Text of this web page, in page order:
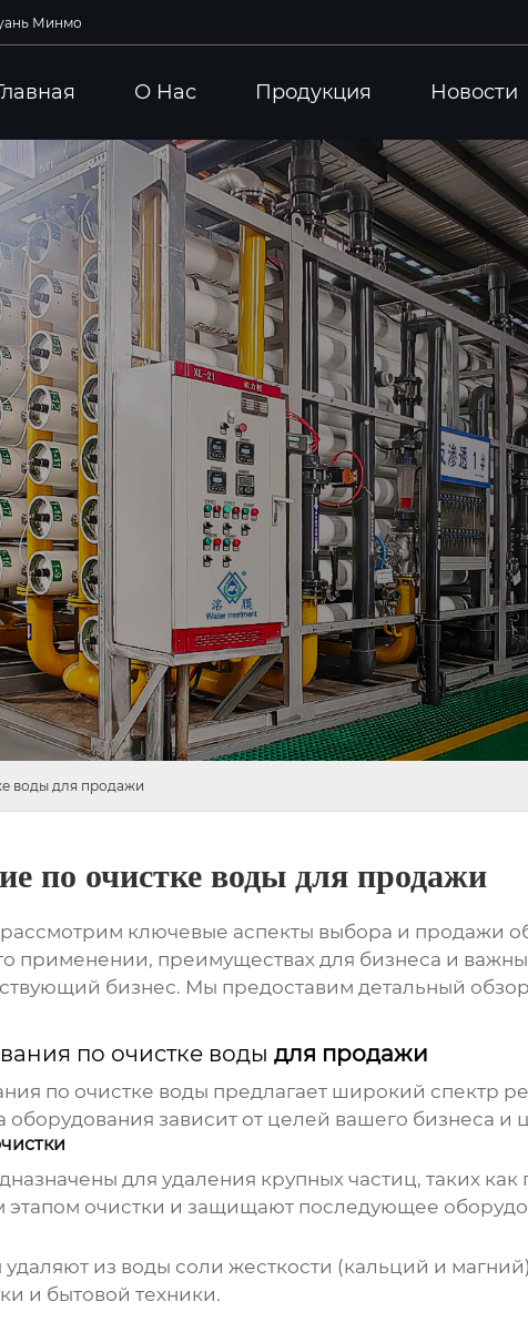
Минмо
О Hас Продукция Новости
воды для продажи
по очистке воды для продажи
рассмотрим ключевые аспекты выбора и продажи
применении, преимуществах для бизнеса и
бизнес. Мы предоставим детальный
по очистке воды для продажи
по очистке воды предлагает широкий спектр
оборудования зависит от целей вашего бизнеса и
для удаления крупных частиц, таких
этапом очистки и защищают последующее
из воды соли жесткости (кальций и
и бытовой техники.